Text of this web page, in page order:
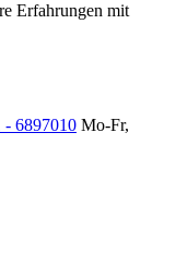
Erfahrungen mit
- 6897010 Mo-Fr,